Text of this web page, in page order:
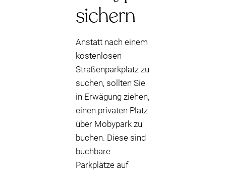
sichern
Anstatt nach einem
kostenlosen
Straßenparkplatz zu
suchen, sollten Sie
in Erwägung ziehen,
einen privaten Platz
über Mobypark zu
buchen. Diese sind
buchbare
Parkplätze auf